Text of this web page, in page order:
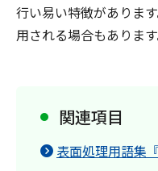
行い易い特徴がありま
用される場合もあります
関連項目
表面処理用語集